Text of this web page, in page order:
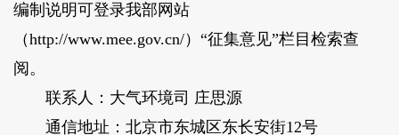
编制说明可登录我部网站
（http://www.mee.gov.cn/）“征集意见”栏目检索查
阅。
联系人：大气环境司 庄思源
通信地址：北京市东城区东长安街12号